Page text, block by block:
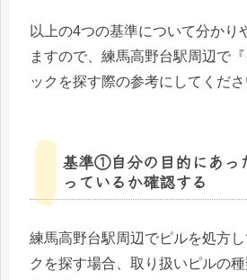
以上の4つの基準について分かり
ますので、練馬高野台駅周辺で
ックを探す際の参考にしてくださ
基準①自分の目的にあっ
っているか確認する
練馬高野台駅周辺でピルを処方
クを探す場合、取り扱いピルの